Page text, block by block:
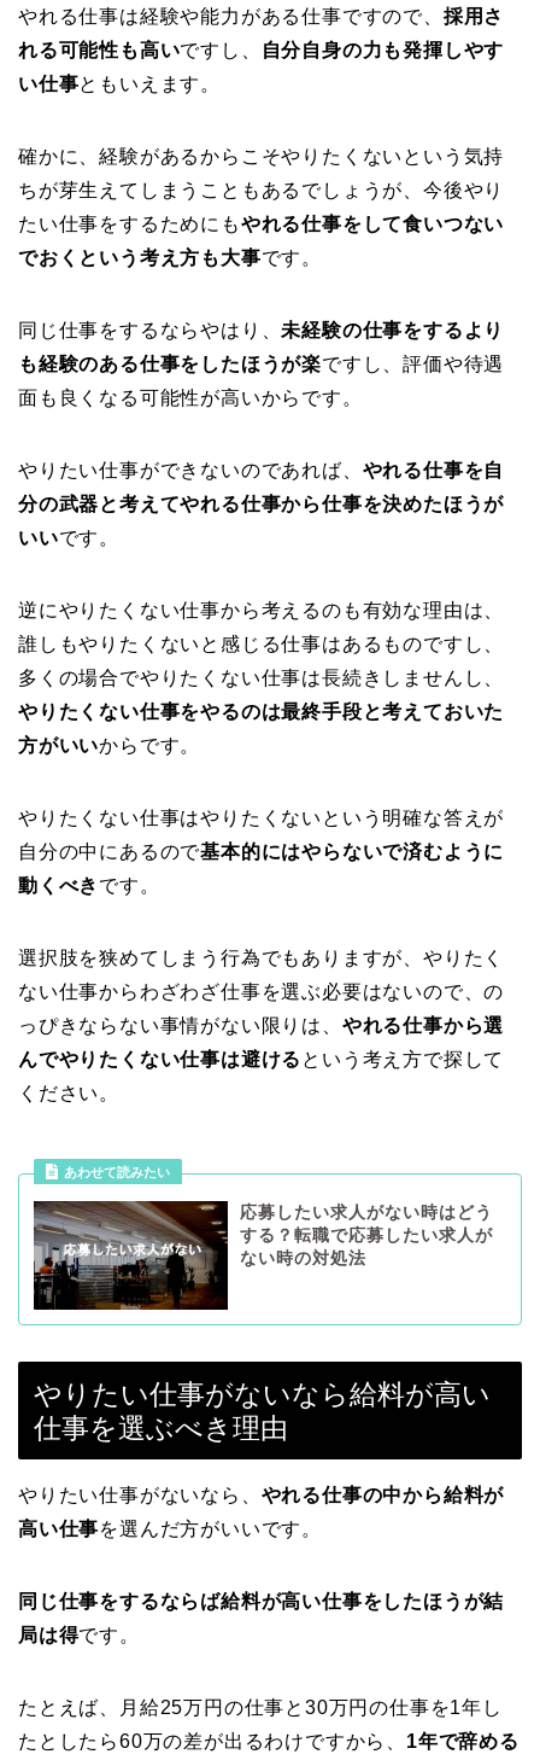
やれる仕事は経験や能力がある仕事ですので、 採用さ
れる可能性も高いですし、
自分自身の力も発揮しやす
い仕事ともいえます。
確かに、経験があるからこそやりたくないという気持
ちが芽生えてしまうこともあるでしょうが、今後やり
たい仕事をするためにもやれる仕事をして食いつない
でおくという考え方も大事です。
同じ仕事をするならやはり、未経験の仕事をするより
も経験のある仕事をしたほうが楽ですし、評価や待遇
面も良くなる可能性が高いからです。
やりたい仕事ができないのであれば、 やれる仕事を自
分の武器と考えてやれる仕事から仕事を決めたほうが
いいです。
逆にやりたくない仕事から考えるのも有効な理由は、
誰しもやりたくないと感じる仕事はあるものですし、
多くの場合でやりたくない仕事は長続きしませんし、
やりたくない仕事をやるのは最終手段と考えておいた
方がいいからです。
やりたくない仕事はやりたくないという明確な答えが
自分の中にあるので基本的にはやらないで済むように
動くべき です。
選択肢を狭めてしまう行為でもありますが、やりたく
ない仕事からわざわざ仕事を選ぶ必要はないので、の
っぴきならない事情がない限りは、 やれる仕事から選
んでやりたくない仕事は避ける という考え方で探して
ください。
あわせて読みたい
応募したい求人がない時はどう
する？転職で応募したい求人が
ない時の対処法
やりたい仕事がないなら給料が高い
仕事を選ぶべき理由
やりたい仕事がないなら、 やれる仕事の中から給料が
高い仕事を選んだ方がいいです。
同じ仕事をするならば給料が高い仕事をしたほうが結
局は得です。
たとえば、月給25万円の仕事と30万円の仕事を1年し
たとしたら60万の差が出るわけですから、 1年で辞める